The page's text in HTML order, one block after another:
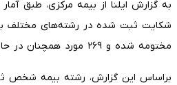
مختومه شده و ۲۶۹ مورد همچنان در حال رسیدگی است.